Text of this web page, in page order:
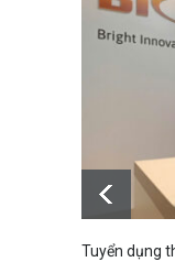
Tuyển dụng